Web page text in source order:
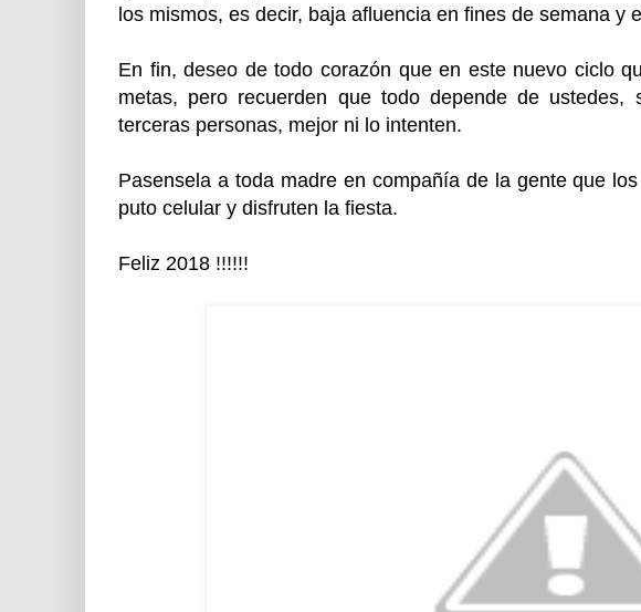
los mismos, es decir, baja afluencia en fines de semana y
En fin, deseo de todo corazón que en este nuevo ciclo
metas, pero recuerden que todo depende de
terceras personas, mejor ni lo intenten.
Pasensela a toda madre en compañía de la gente que
puto celular y disfruten la fiesta.
Feliz 2018 !!!!!!